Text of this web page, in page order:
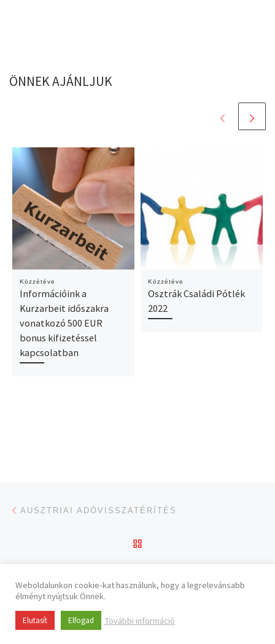
ÖNNEK AJÁNLJUK
Közzétéve
Információink a
Kurzarbeit időszakra
vonatkozó 500 EUR
bonus kifizetéssel
kapcsolatban
Közzétéve
Osztrák Családi Pótlék
2022
Navigálás a bejegyzések között
AUSZTRIAI ADÓVISSZATÉRÍTÉS
© 2026 EuroGemina – All rights reserved
Weboldalunkon cookie-kat használunk, hogy a legrelevánsabb
élményt nyújtsuk Önnek.
Elutasít Elfogad További információ